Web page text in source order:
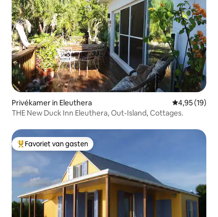
Privékamer in Eleuthera Gemiddelde
4,95 (19)
THE New Duck Inn Eleuthera, Out-Island, Cottages.
Topfavoriet van gasten
Favoriet van gasten